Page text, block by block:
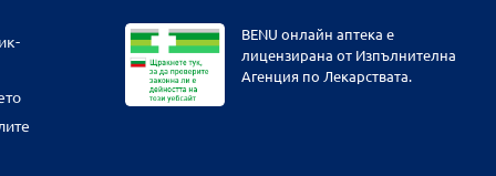
BENU онлайн аптека е
лицензирана от Изпълнителна
Агенция по Лекарствата.